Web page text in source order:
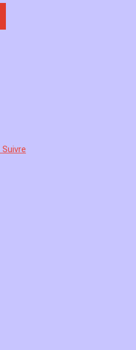
Suivre